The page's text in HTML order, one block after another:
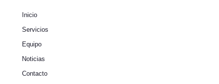
Inicio
Servicios
Equipo
Noticias
Contacto